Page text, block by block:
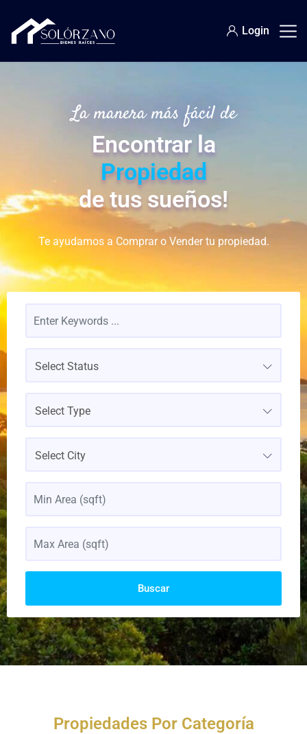
Login
La manera más fácil de
Encontrar la
Propiedad
de tus sueños!
Te ayudamos a Comprar o Vender tu propiedad.
Select Status
Select Type
Select City
Buscar
Propiedades Por Categoría